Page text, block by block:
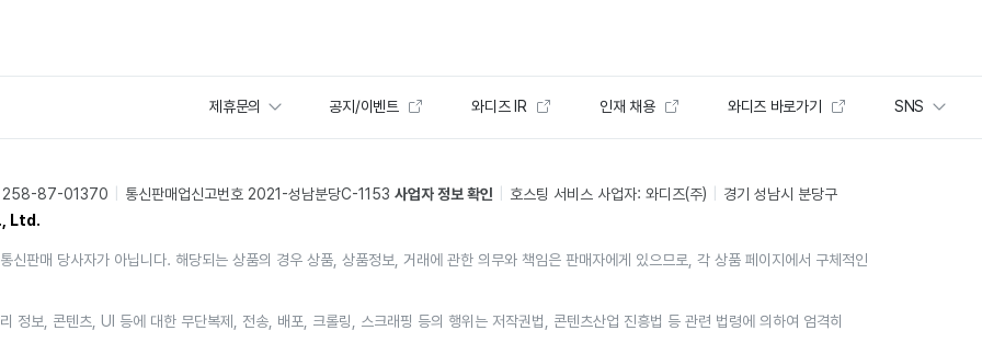
제휴문의 공지/이벤트 와디즈 IR 인재 채용 와디즈 바로가기 SNS
258-87-01370 통신판매업신고번호 2021-성남분당C-1153 사업자 정보 확인 호스팅 서비스 사업자: 와디즈(주)
경기 성남시 분당구
Ltd.
신판매 당사자가 아닙니다. 해당되는 상품의 경우 상품, 상품정보, 거래에 관한 의무와 책임은 판매자에게 있으므로, 각 상품 페이지에서 구체적인
정보, 콘텐츠, UI 등에 대한 무단복제, 전송, 배포, 크롤링, 스크래핑 등의 행위는 저작권법, 콘텐츠산업 진흥법 등 관련 법령에 의하여 엄격히